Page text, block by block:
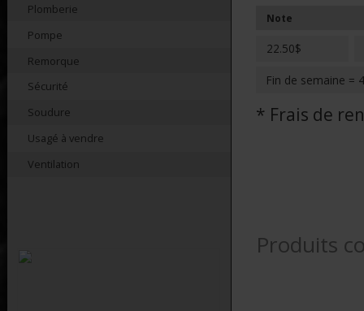
Plomberie
Pompe
Remorque
Sécurité
Soudure
Usagé à vendre
Ventilation
Note
22.50$
Fin de semaine =
* Frais de
Produits